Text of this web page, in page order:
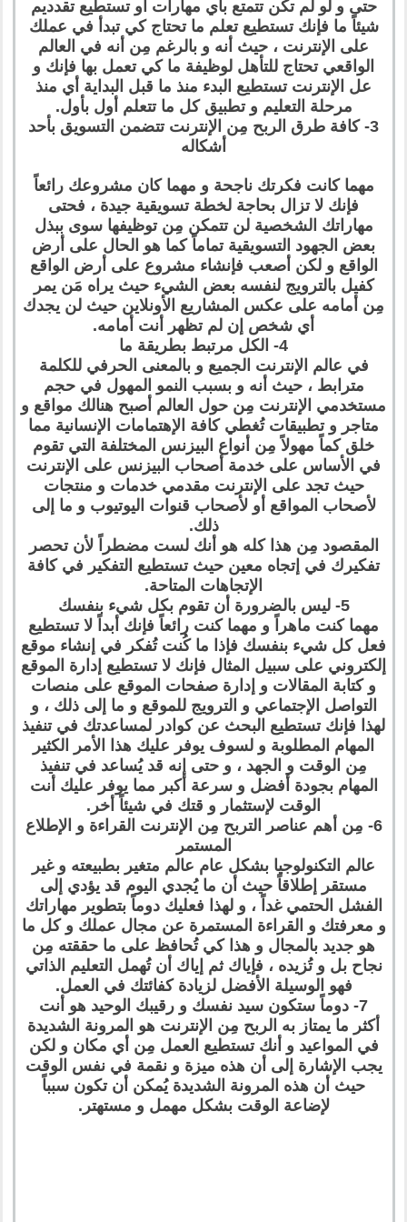
حتى و لو لم تكن تتمتع بأي مهارات أو تستطيع تقدديم
شيئاً ما فإنك تستطيع تعلم ما تحتاج كي تبدأ في عملك
على الإنترنت ، حيث أنه و بالرغم مِن أنه في العالم
الواقعي تحتاج للتأهل لوظيفة ما كي تعمل بها فإنك و
عل الإنترنت تستطيع البدء منذ ما قبل البداية أي منذ
مرحلة التعليم و تطبيق كل ما تتعلم أول بأول.
3- كافة طرق الربح مِن الإنترنت تتضمن التسويق بأحد
أشكاله
مهما كانت فكرتك ناجحة و مهما كان مشروعك رائعاً
فإنك لا تزال بحاجة لخطة تسويقية جيدة ، فحتى
مهاراتك الشخصية لن تتمكن مِن توظيفها سوى ببذل
بعض الجهود التسويقية تماماً كما هو الحال على أرض
الواقع و لكن أصعب فإنشاء مشروع على أرض الواقع
كفيل بالترويج لنفسه بعض الشيء حيث يراه مَن يمر
مِن أمامه على عكس المشاريع الأونلاين حيث لن يجدك
أي شخص إن لم تظهر أنت أمامه.
4- الكل مرتبط بطريقة ما
في عالم الإنترنت الجميع و بالمعنى الحرفي للكلمة
مترابط ، حيث أنه و بسبب النمو المهول في حجم
مستخدمي الإنترنت مِن حول العالم أصبح هنالك مواقع و
متاجر و تطبيقات تُغطي كافة الإهتمامات الإنسانية مما
خلق كماً مهولاً مِن أنواع البيزنس المختلفة التي تقوم
في الأساس على خدمة أصحاب البيزنس على الإنترنت
حيث تجد على الإنترنت مقدمي خدمات و منتجات
لأصحاب المواقع أو لأصحاب قنوات اليوتيوب و ما إلى
ذلك.
المقصود مِن هذا كله هو أنك لست مضطراً لأن تحصر
تفكيرك في إتجاه معين حيث تستطيع التفكير في كافة
الإتجاهات المتاحة.
5- ليس بالضرورة أن تقوم بكل شيء بنفسك
مهما كنت ماهراً و مهما كنت رائعاً فإنك أبداً لا تستطيع
فعل كل شيء بنفسك فإذا ما كُنت تُفكر في إنشاء موقع
إلكتروني على سبيل المثال فإنك لا تستطيع إدارة الموقع
و كتابة المقالات و إدارة صفحات الموقع على منصات
التواصل الإجتماعي و الترويج للموقع و ما إلى ذلك ، و
لهذا فإنك تستطيع البحث عن كوادر لمساعدتك في تنفيذ
المهام المطلوبة و لسوف يوفر عليك هذا الأمر الكثير
مِن الوقت و الجهد ، و حتى إنه قد يُساعد في تنفيذ
المهام بجودة أفضل و سرعة أكبر مما يوفر عليك أنت
الوقت لإستثمار و قتك في شيئاً أخر.
6- مِن أهم عناصر التربح مِن الإنترنت القراءة و الإطلاع
المستمر
عالم التكنولوجيا بشكل عام عالم متغير بطبيعته و غير
مستقر إطلاقاً حيث أن ما يُجدي اليوم قد يؤدي إلى
الفشل الحتمي غداً ، و لهذا فعليك دوماً بتطوير مهاراتك
و معرفتك و القراءة المستمرة عن مجال عملك و كل ما
هو جديد بالمجال و هذا كي تُحافظ على ما حققته مِن
نجاح بل و تُزيده ، فإياك ثم إياك أن تُهمل التعليم الذاتي
فهو الوسيلة الأفضل لزيادة كفائتك في العمل.
7- دوماً ستكون سيد نفسك و رقيبك الوحيد هو أنت
أكثر ما يمتاز به الربح مِن الإنترنت هو المرونة الشديدة
في المواعيد و أنك تستطيع العمل مِن أي مكان و لكن
يجب الإشارة إلى أن هذه ميزة و نقمة في نفس الوقت
حيث أن هذه المرونة الشديدة يُمكن أن تكون سبباً
لإضاعة الوقت بشكل مهمل و مستهتر.